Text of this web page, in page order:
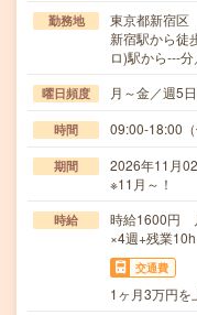
勤務地
東京都新宿区
新宿駅から徒
ロ)駅から---
曜日頻度 月～金／週5日
時間 09:00-18:00
期間
2026年11月
※11月～！
時給
時給1600円
×4週+残業
交通費
1ヶ月3万円を